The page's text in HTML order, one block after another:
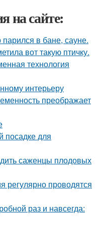
на сайте:
в бане, сауне.
вот такую птичку.
технология
интерьеру
преображает
посадке для
саженцы плодовых
регулярно проводятся
раз и навсегда: